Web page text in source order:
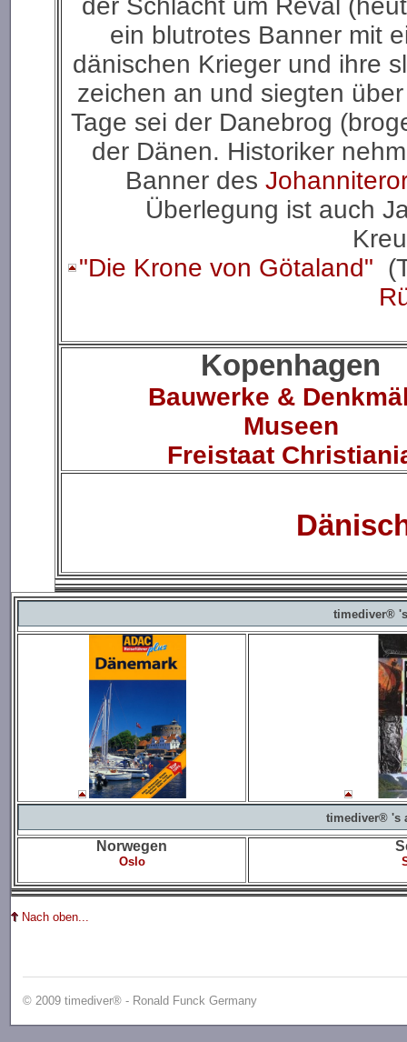
der Schlacht um Reval
ein blutrotes Banner mit
dänischen Krieger und ihre
zeichen an und siegten
Tage sei der Danebrog
der Dänen. Historiker
Banner des
Überlegung ist auch
"Die Krone von Götaland"
Kopenhagen
Bauwerke &
Museen
Freistaat
timediver®
timediver® 's
Norwegen
Oslo
Nach oben...
© 2009 timediver® - Ronald Funck Germany